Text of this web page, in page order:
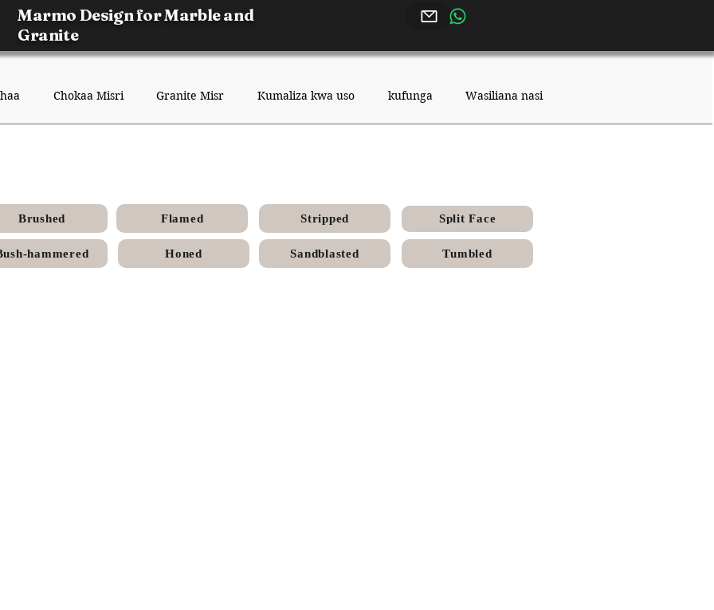
Marmo Design for Marble and
Granite
Chokaa Misri Granite Misr Kumaliza kwa uso kufunga Wasiliana nasi
Brushed
hammered
Flamed
Honed
Stripped
Sandblasted
Split Face
Tumbled